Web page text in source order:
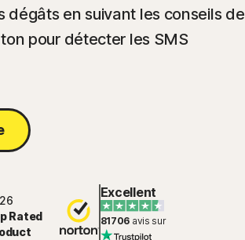
dégâts en suivant les conseils de
pour détecter les SMS
Rated
Excellent
81706 avis sur